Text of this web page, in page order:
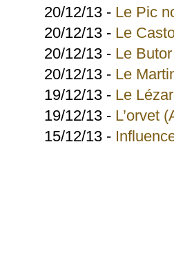
20/12/13 - Le Pic
20/12/13 - Le
20/12/13 - Le
20/12/13 - Le
19/12/13 - Le
19/12/13 - L’orvet
15/12/13 -